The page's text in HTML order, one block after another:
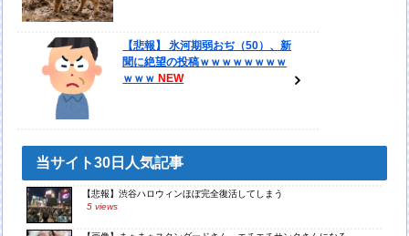
【悲報】 氷河期弱おぢ（50）、新
聞に絶望の投稿ｗｗｗｗｗｗｗｗ
ｗｗｗ
当サイト30日人気記事
【悲報】渋谷ハロウィンほぼ完全復活してしまう
5 views